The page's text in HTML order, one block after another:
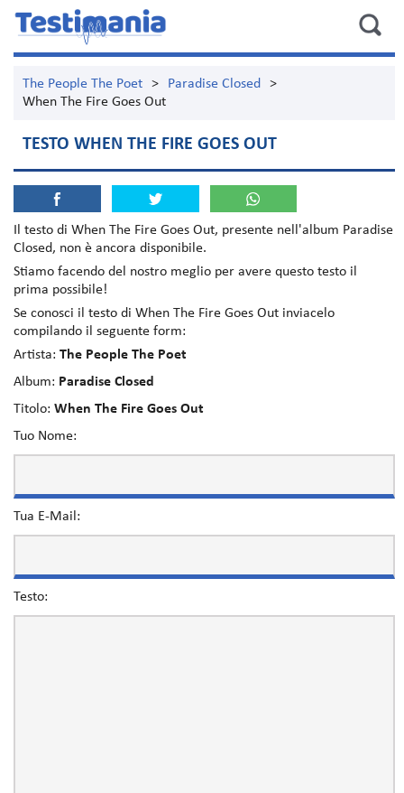
The People The Poet > Paradise Closed
>
When The Fire Goes Out
TESTO WHEN THE FIRE GOES OUT
Il testo di When The Fire Goes Out, presente nell'album Paradise
Closed, non è ancora disponibile.
Stiamo facendo del nostro meglio per avere questo testo il
prima possibile!
Se conosci il testo di When The Fire Goes Out inviacelo
compilando il seguente form:
Artista: The People The Poet
Album: Paradise Closed
Titolo: When The Fire Goes Out
Tuo Nome:
Tua E-Mail:
Testo: